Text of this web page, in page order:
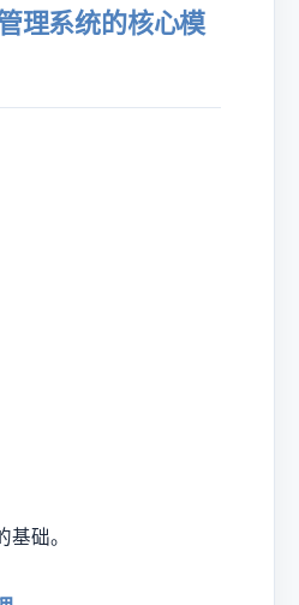
理系统的核心模
础。